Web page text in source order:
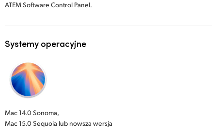
ATEM Software Control Panel.
Systemy operacyjne
Mac 14.0 Sonoma,
Mac 15.0 Sequoia lub nowsza wersja